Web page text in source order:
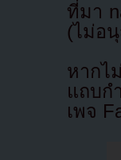
ที่มา
(ไม่อ
หากไ
แถบก
เพจ